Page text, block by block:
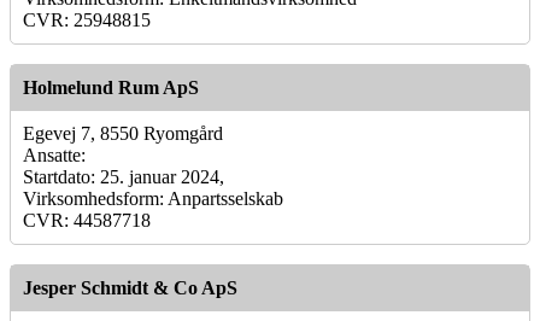
CVR: 25948815
Holmelund Rum ApS
Egevej 7, 8550 Ryomgård
Ansatte:
Startdato: 25. januar 2024,
Virksomhedsform: Anpartsselskab
CVR: 44587718
Jesper Schmidt & Co ApS